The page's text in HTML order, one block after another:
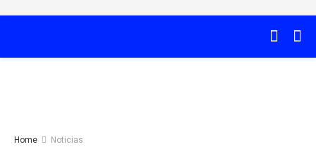
Home Noticias